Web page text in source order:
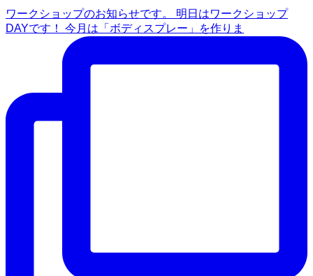
ワークショップのお知らせです。 明日はワークショップ
DAYです！ 今月は「ボディスプレー」を作りま